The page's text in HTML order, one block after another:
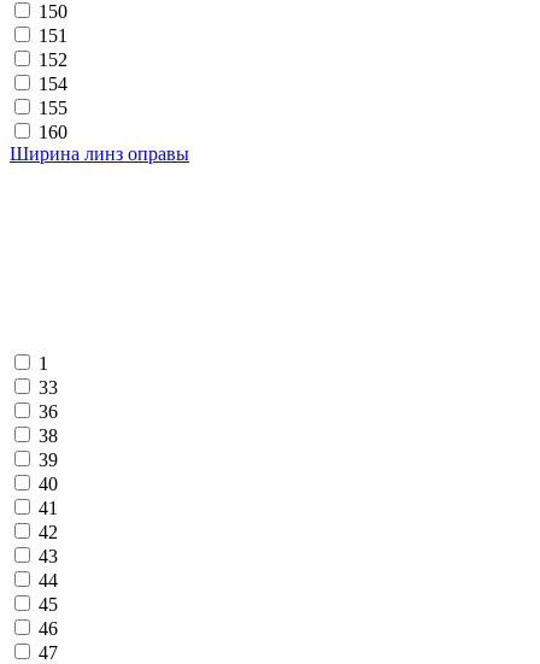
150
151
152
154
155
160
Ширина линз оправы
1
33
36
38
39
40
41
42
43
44
45
46
47